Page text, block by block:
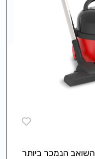
שואב אבק רב-תכליתי Henry השואב הנמכר ביותר